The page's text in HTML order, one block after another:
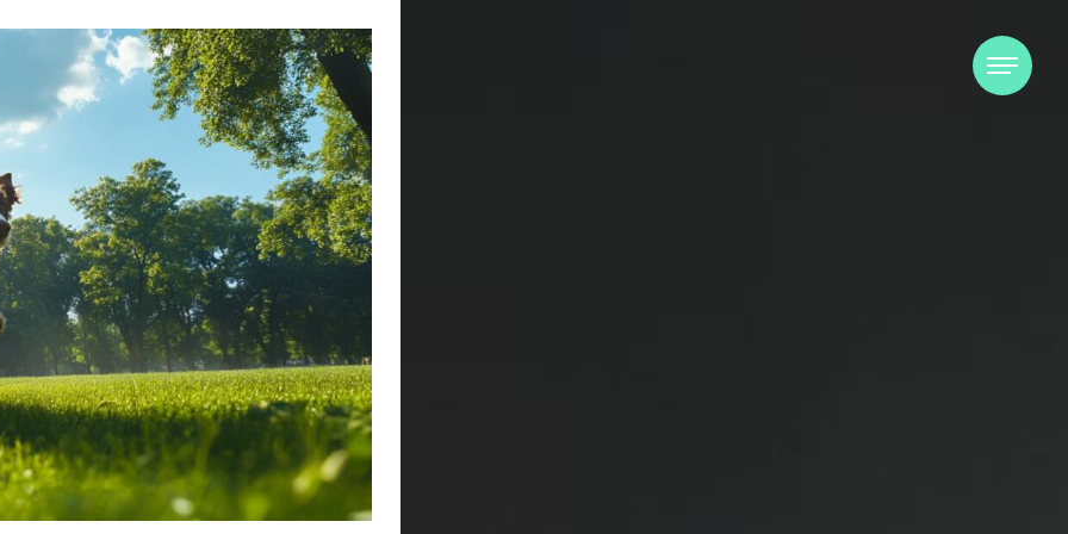
A PROPOS
E-Atlantide est un site qui évoque
différents sujets de sociétés. Les
articles défilent sur plusieurs
thèmes, il faut savoir que les sujets
principaux sont le monde tel qu’il
est, les animaux, les rencontres, la
mode. En général, le site relaye ce
qu’il se passe dansle monde
Bonne lecture à tous !
Me joindre
Contact
Mentions Légales